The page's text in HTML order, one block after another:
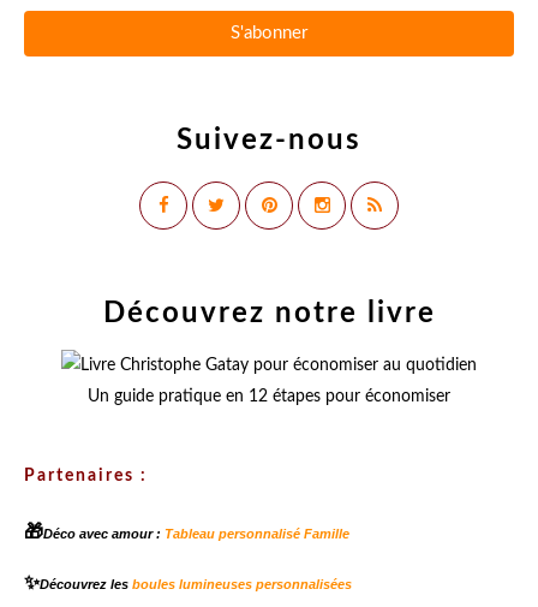
Suivez-nous
Découvrez notre livre
Un guide pratique en 12 étapes pour économiser
Partenaires :
🎁Déco avec amour : Tableau personnalisé Famille
✨Découvrez les boules lumineuses personnalisées